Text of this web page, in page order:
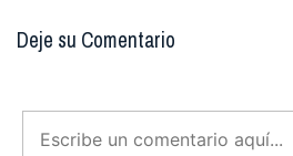
Deje su Comentario